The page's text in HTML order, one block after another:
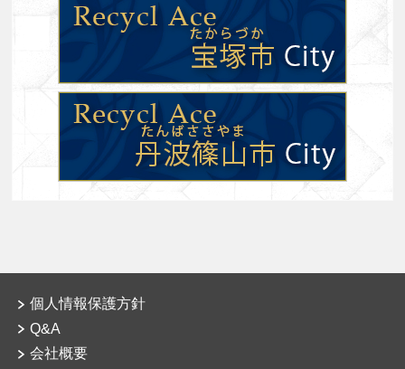
個人情報保護方針
Q&A
会社概要